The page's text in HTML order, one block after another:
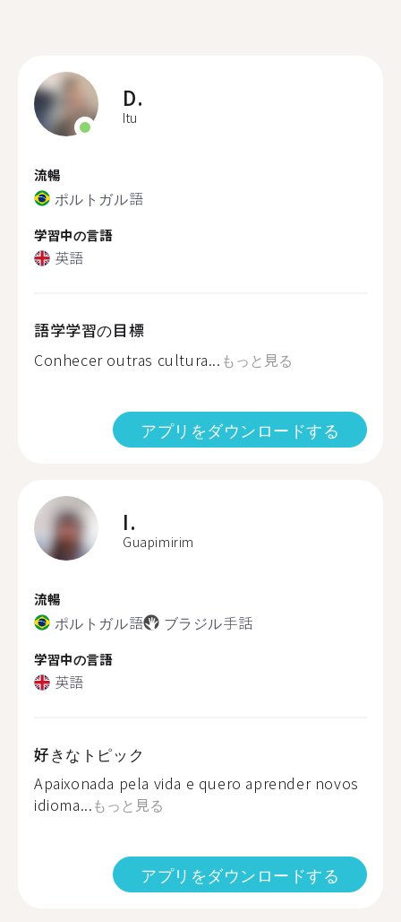
D.
Itu
流暢
ポルトガル語
学習中の言語
英語
語学学習の目標
Conhecer outras cultura... もっと見る
アプリをダウンロードする
I.
Guapimirim
流暢
ポルトガル語 ブラジル手話
学習中の言語
英語
好きなトピック
Apaixonada pela vida e quero aprender novos
idioma...もっと見る
アプリをダウンロードする